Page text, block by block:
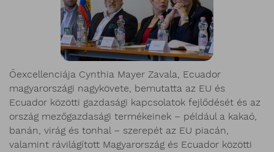
Őexcellenciája Cynthia Mayer Zavala, Ecuador
magyarországi nagykövete, bemutatta az EU és
Ecuador közötti gazdasági kapcsolatok fejlődését és az
ország mezőgazdasági termékeinek – például a kakaó,
banán, virág és tonhal – szerepét az EU piacán,
valamint rávilágított Magyarország és Ecuador közötti